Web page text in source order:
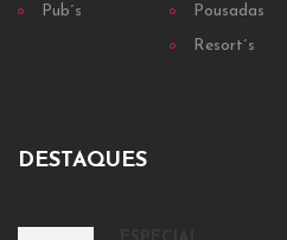
Pub´s
Pousadas
Resort´s
DESTAQUES